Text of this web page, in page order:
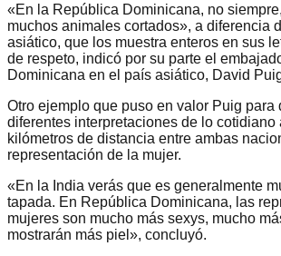
«En la República Dominicana, no
muchos animales cortados», a diferencia
asiático, que los muestra enteros en sus
de respeto, indicó por su parte el
Dominicana en el país asiático, David
Otro ejemplo que puso en valor Puig para
diferentes interpretaciones de lo cotidiano
kilómetros de distancia entre ambas
representación de la mujer.
«En la India verás que es generalmente
tapada. En República Dominicana, las
mujeres son mucho más sexys, mucho
mostrarán más piel», concluyó.